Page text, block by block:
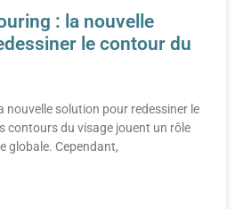
: la nouvelle
le contour du
nouvelle solution pour redessiner le
du visage jouent un rôle
globale. Cependant,